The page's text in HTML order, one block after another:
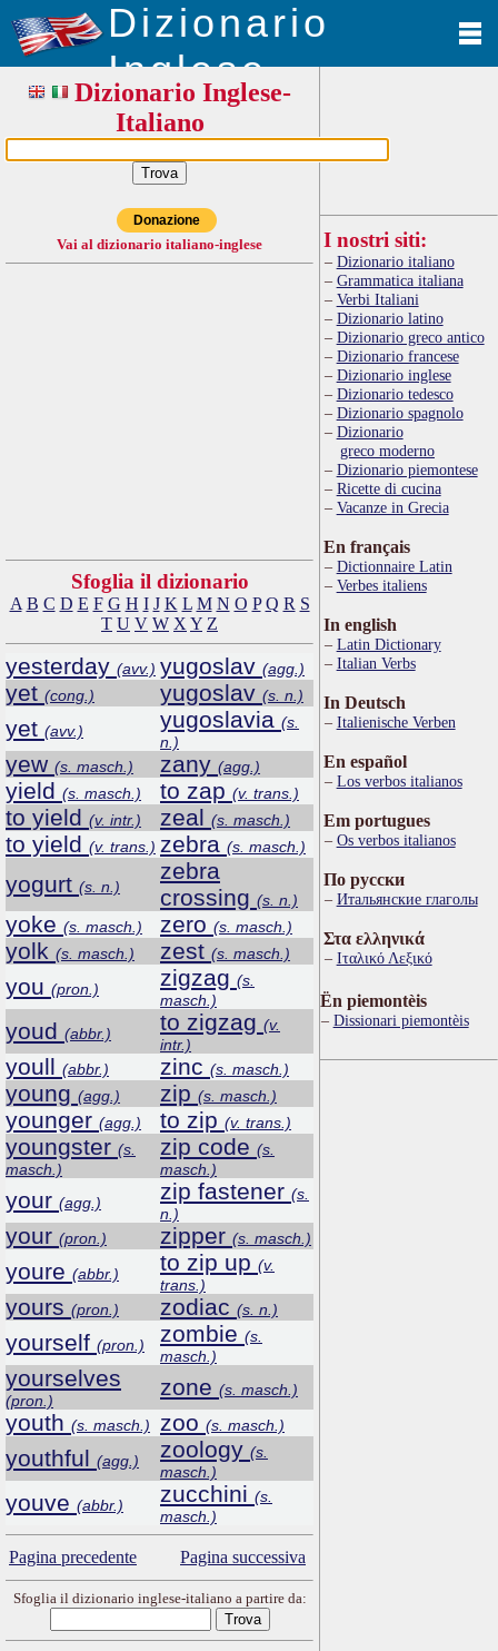
Dizionario
Inglese
Dizionario Inglese-
Italiano
Donazione
Vai al dizionario italiano-inglese
Sfoglia il dizionario
A B C D E F G H I J K L M N O P Q R S
T U V W X Y Z
yesterday (avv.) yugoslav (agg.)
yet (cong.) yugoslav (s. n.)
yet (avv.) yugoslavia (s.
n.)
yew (s. masch.) zany (agg.)
yield (s. masch.) to zap (v. trans.)
to yield (v. intr.) zeal (s. masch.)
to yield (v. trans.) zebra (s. masch.)
yogurt (s. n.)
zebra
crossing (s. n.)
yoke (s. masch.) zero (s. masch.)
yolk (s. masch.) zest (s. masch.)
you (pron.) zigzag (s.
masch.)
youd (abbr.) to zigzag (v.
intr.)
youll (abbr.) zinc (s. masch.)
young (agg.) zip (s. masch.)
younger (agg.) to zip (v. trans.)
youngster (s.
masch.)
zip code (s.
masch.)
your (agg.) zip fastener (s.
n.)
your (pron.) zipper (s. masch.)
youre (abbr.) to zip up (v.
trans.)
yours (pron.) zodiac (s. n.)
yourself (pron.) zombie (s.
masch.)
yourselves
(pron.)
zone (s. masch.)
youth (s. masch.) zoo (s. masch.)
youthful (agg.) zoology (s.
masch.)
youve (abbr.) zucchini (s.
masch.)
Pagina precedente Pagina successiva
Sfoglia il dizionario inglese-italiano a partire da:
I nostri siti:
Dizionario italiano
Grammatica italiana
Verbi Italiani
Dizionario latino
Dizionario greco antico
Dizionario francese
Dizionario inglese
Dizionario tedesco
Dizionario spagnolo
Dizionario
greco moderno
Dizionario piemontese
Ricette di cucina
Vacanze in Grecia
En français
Dictionnaire Latin
Verbes italiens
In english
Latin Dictionary
Italian Verbs
In Deutsch
Italienische Verben
En español
Los verbos italianos
Em portugues
Os verbos italianos
По русски
Итальянские глаголы
Στα ελληνικά
Ιταλικό Λεξικό
Ën piemontèis
Dissionari piemontèis